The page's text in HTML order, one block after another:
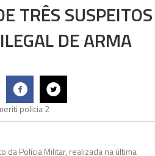
TRÊS SUSPEITOS
DE ARMA
da Polícia Militar, realizada na última